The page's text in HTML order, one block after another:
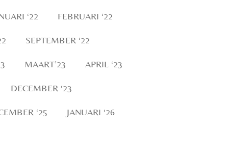
‘22 FEBRUARI ‘22
SEPTEMBER ‘22
MAART’23 APRIL ‘23
DECEMBER ‘23
‘25 JANUARI ‘26